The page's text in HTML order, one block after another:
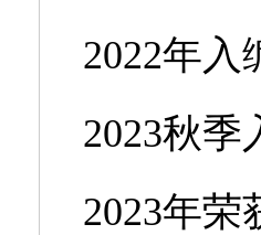
2022年入
2023秋
2023年